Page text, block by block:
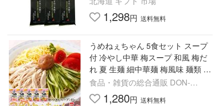
1,298円 送料無料
うめねぇちゃん 5食セット スープ
付 冷やし中華 梅スープ 和風 梅だ
れ 夏 生麺 細中華麺 梅風味 麺類 送
料無料
食品・雑貨の総合通販 DON-
SHOP1,280円 送料無料